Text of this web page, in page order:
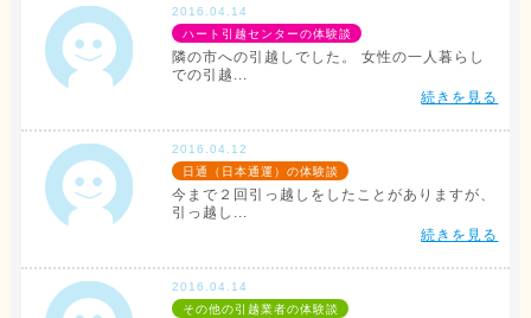
2016.04.14
ハート引越センターの体験談
隣の市への引越しでした。 女性の一人暮らし
での引越...
続きを見る
2016.04.12
日通（日本通運）の体験談
今まで２回引っ越しをしたことがありますが、
引っ越し...
続きを見る
2016.04.14
その他の引越業者の体験談